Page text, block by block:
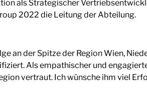
als Strategischer
2022 die Leitung der Abteilung.
an der Spitze der Region Wien,
Als empathischer und
vertraut. Ich wünsche ihm viel